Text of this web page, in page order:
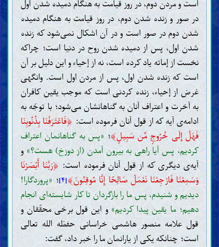
است و مردن دوم، در روز قیامت به هنگام دمیده شدن اول
در صور و زنده شدن دوم، در روز قیامت به هنگام دمیده
شدن دوم در صور است و در آن اشکال نمی‌شود که زنده
شدن اول، پس از دمیده شدن روح در دنیا است؛ چراکه
نخست از إماته یاد کرده است، نه از إحیاء و این دلیل بر آن
است که زنده شدن اول، پس از مردن اول است. وانگهی
غرض از إحیاء، زنده کردنی است که موجب یقین کافران
به آخرت و اعتراف آنان به گناهانشان می‌شود؛ با توجّه به
ادامه‌ی آیه که از قول آنان فرموده است: ﴿فَاعْتَرَفْنَا بِذُنُوبِنَا
فَهَلْ إِلَى خُرُوجٍ مِّن سَبِيلٍ﴾؛ «پس به گناهانمان اعتراف
کردیم، پس آیا راهی به بیرون آمدن (از دوزخ) هست؟» و
آیه‌ی دیگری که از قول آنان فرموده است: ﴿رَبَّنَا أَبْصَرْنَا
وَسَمِعْنَا فَارْجِعْنَا نَعْمَلْ صَالِحًا إِنَّا مُوقِنُونَ﴾[۴] ؛ «پروردگارا!
دیدیم و شنیدم، پس ما را بازگردان تا کار شایسته‌ای انجام
دهیم؛ ما یقین پیدا کردیم» و این قول برخی محقّقان و
قول علامه منصور هاشمی خراسانی حفظه الله تعالی
است؛ چنانکه یکی از یارانمان ما را خبر داد، گفت: